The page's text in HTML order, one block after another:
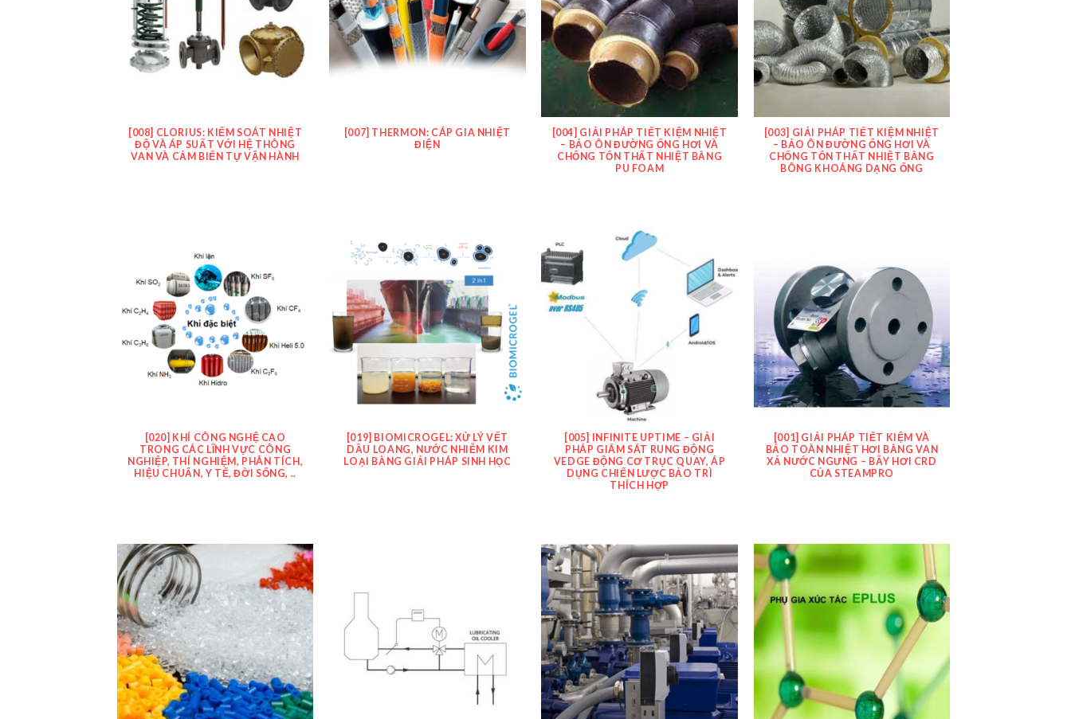
[008] CLORIUS: KIỂM SOÁT NHIỆT
ĐỘ VÀ ÁP SUẤT VỚI HỆ THÔNG
VAN VÀ CẢM BIẾN TỰ VẬN HÀNH
[007] THERMON: CÁP GIA NHIỆT
ĐIỆN
[004] GIẢI PHÁP TIẾT KIỆM NHIỆT
– BẢO ÔN ĐƯỜNG ỐNG HƠI VÀ
CHỐNG TỔN THẤT NHIỆT BẰNG
PU FOAM
[003] GIẢI PHÁP TIẾT KIỆM NHIỆT
– BẢO ÔN ĐƯỜNG ỐNG HƠI VÀ
CHỐNG TỔN THẤT NHIỆT BẰNG
BÔNG KHOÁNG DẠNG ỐNG
[020] KHÍ CÔNG NGHỆ CAO
TRONG CÁC LĨNH VỰC CÔNG
NGHIỆP, THÍ NGHIỆM, PHÂN TÍCH,
HIỆU CHUẨN, Y TẾ, ĐỜI SỐNG, ..
[019] BIOMICROGEL: XỬ LÝ VẾT
DẦU LOANG, NƯỚC NHIỄM KIM
LOẠI BẰNG GIẢI PHÁP SINH HỌC
[005] INFINITE UPTIME – GIẢI
PHÁP GIÁM SÁT RUNG ĐỘNG
VEDGE ĐỘNG CƠ TRỤC QUAY, ÁP
DỤNG CHIẾN LƯỢC BẢO TRÌ
THÍCH HỢP
[001] GIẢI PHÁP TIẾT KIỆM VÀ
BẢO TOÀN NHIỆT HƠI BẰNG VAN
XẢ NƯỚC NGƯNG – BẪY HƠI CRD
CỦA STEAMPRO